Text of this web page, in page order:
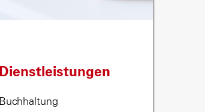
Dienstleistungen
Buchhaltung